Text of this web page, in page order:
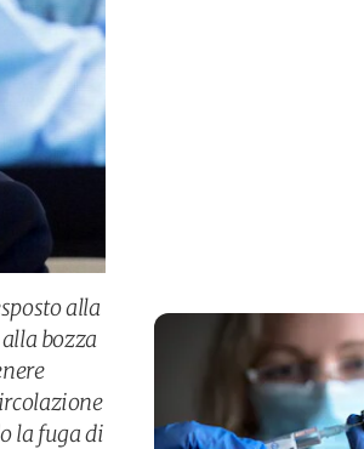
alla
bozza
la fuga di